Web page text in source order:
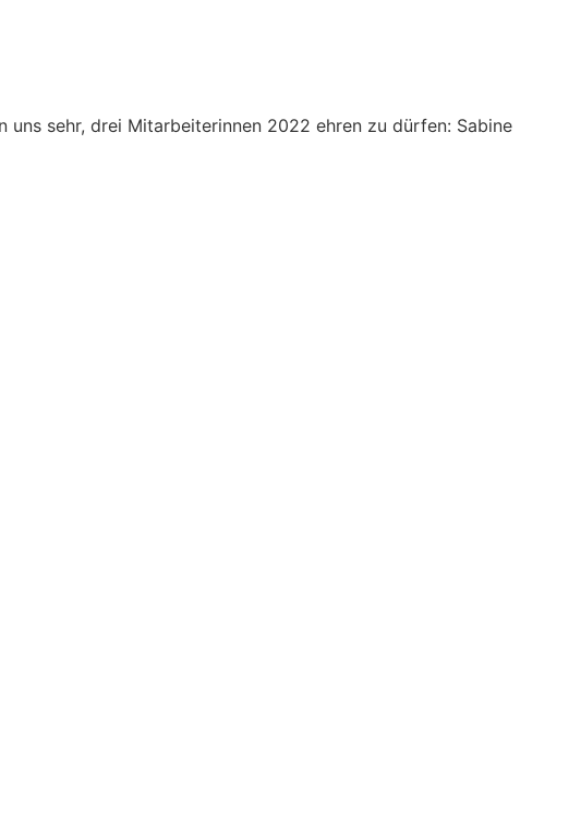
sehr, drei Mitarbeiterinnen 2022 ehren zu dürfen: Sabine